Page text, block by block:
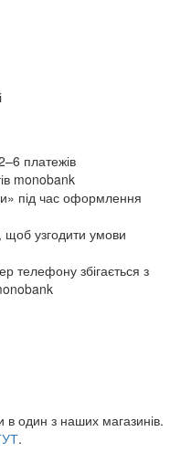
платежів
monobank
під час оформлення
узгодити умови
телефону збігається з
один з наших магазинів.
.